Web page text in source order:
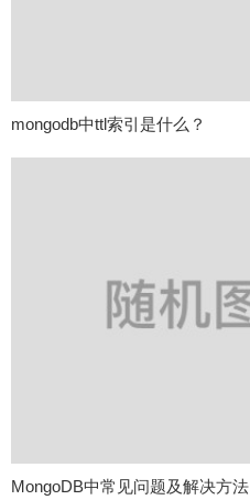
mongodb中ttl索引是什么？
MongoDB中常见问题及解决方法